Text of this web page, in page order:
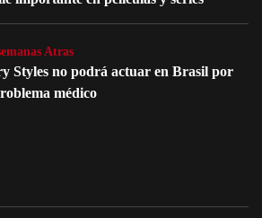
Atras
Styles no podrá actuar en Brasil por
médico